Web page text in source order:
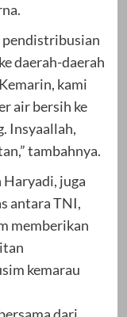
pendistribusian
daerah-daerah
kami
air bersih ke
Insyaallah,
tambahnya.
Haryadi, juga
antara TNI,
memberikan
kemarau